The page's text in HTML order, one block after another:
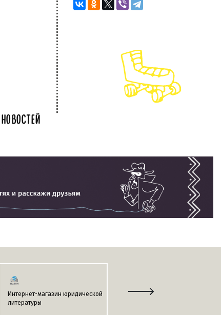
Интернет-магазин юридической
литературы
Информационно-поисковая